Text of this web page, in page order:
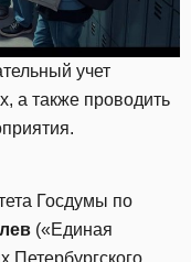
учет
а также проводить
Госдумы по
(«Единая
Петербургского